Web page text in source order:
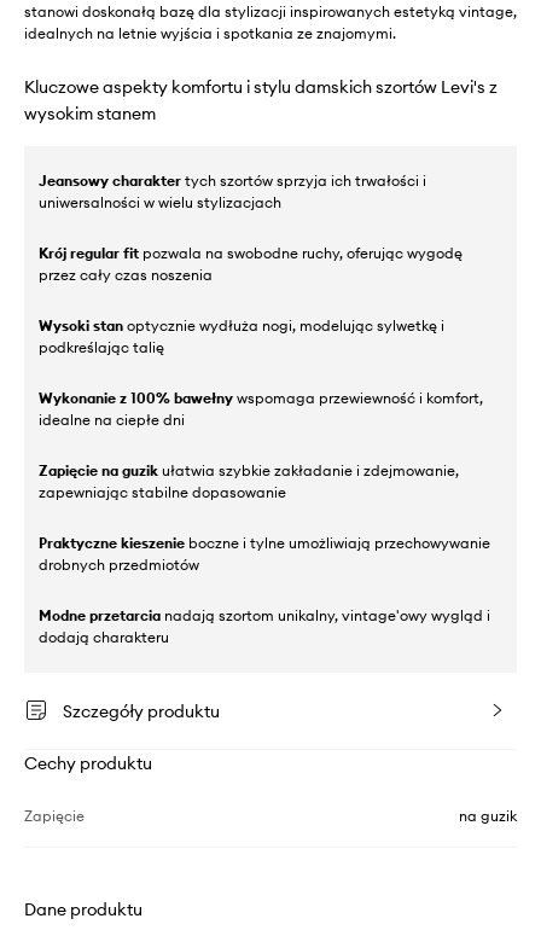
stanowi doskonałą bazę dla stylizacji inspirowanych estetyką vintage,
idealnych na letnie wyjścia i spotkania ze znajomymi.
Kluczowe aspekty komfortu i stylu damskich szortów Levi's z
wysokim stanem
Jeansowy charakter tych szortów sprzyja ich trwałości i
uniwersalności w wielu stylizacjach
Krój regular fit pozwala na swobodne ruchy, oferując wygodę
przez cały czas noszenia
Wysoki stan optycznie wydłuża nogi, modelując sylwetkę i
podkreślając talię
Wykonanie z 100% bawełny wspomaga przewiewność i komfort,
idealne na ciepłe dni
Zapięcie na guzik ułatwia szybkie zakładanie i zdejmowanie,
zapewniając stabilne dopasowanie
Praktyczne kieszenie boczne i tylne umożliwiają przechowywanie
drobnych przedmiotów
Modne przetarcia nadają szortom unikalny, vintage'owy wygląd i
dodają charakteru
Szczegóły produktu
Cechy produktu
Zapięcie na guzik
Dane produktu